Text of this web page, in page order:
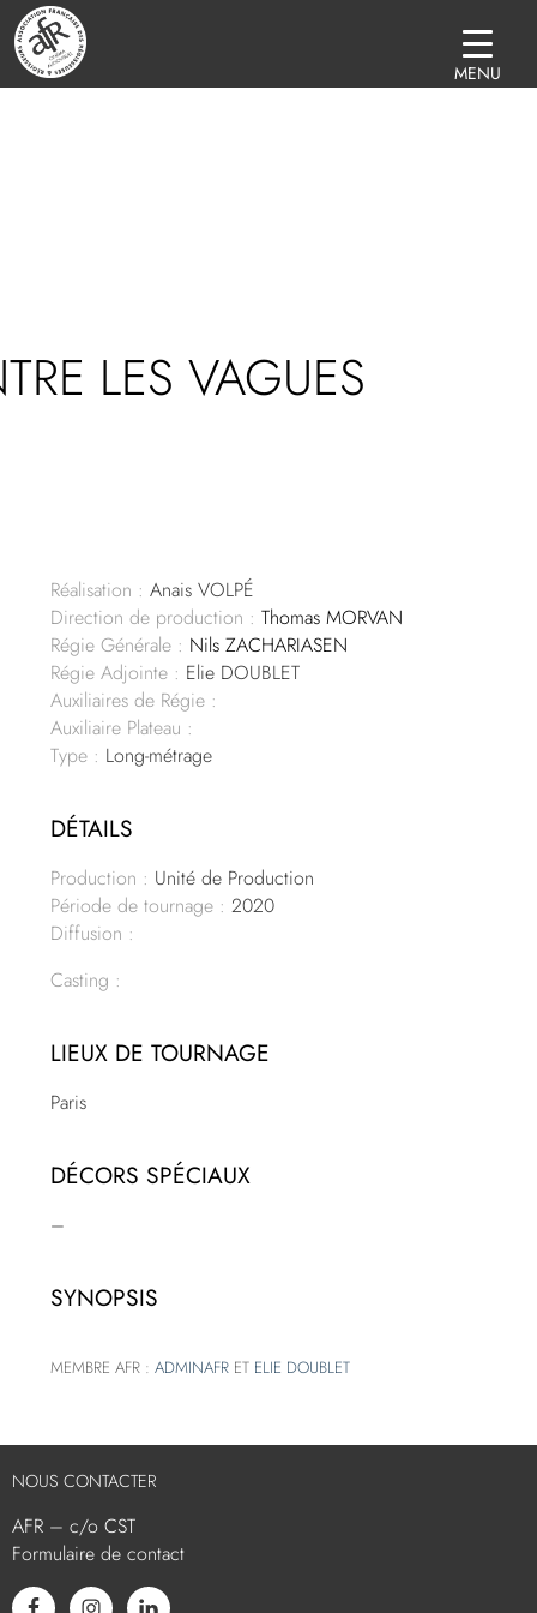
LES VAGUES
Réalisation : Anais VOLPÉ
Direction de production :Thomas MORVAN
Régie Générale : Nils ZACHARIASEN
Régie Adjointe : Elie DOUBLET
Auxiliaires de Régie :
Auxiliaire Plateau :
Type : Long-métrage
DÉTAILS
Production : Unité de Production
Période de tournage : 2020
Diffusion :
Casting :
LIEUX DE TOURNAGE
Paris
DÉCORS SPÉCIAUX
–
SYNOPSIS
MEMBRE AFR :ADMINAFR ET ELIE DOUBLET
NOUS CONTACTER
AFR – c/o CST
Formulaire de contact
MENU